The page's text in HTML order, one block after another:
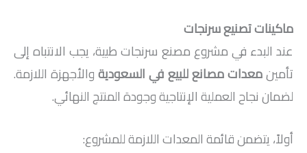
ماكينات تصنيع سرنجات
عند البدء في مشروع مصنع سرنجات طبية، يجب الانتباه إلى
تأمينمعدات مصانع للبيع في السعوديةوالأجهزة اللازمة.
لضمان نجاح العملية الإنتاجية وجودة المنتج النهائي.
أولاً، يتضمن قائمة المعدات اللازمة للمشروع: